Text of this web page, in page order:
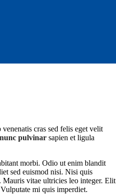
cras sed felis eget velit
pulvinar sapien et ligula
morbi. Odio ut enim blandit
sed euismod nisi. Nisi quis
Mauris vitae ultricies leo integer. Elit
mi quis imperdiet.